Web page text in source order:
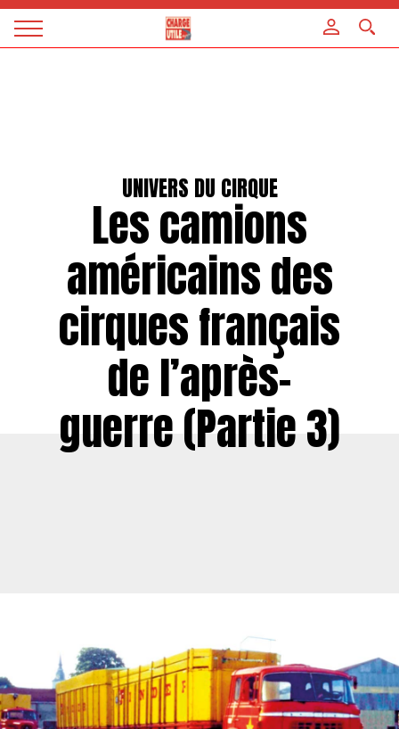
Magazine
UNIVERS DU CIRQUE
Les camions
américains des
cirques français
de l’après-
guerre (Partie 3)
Panneau de gestion des cookies